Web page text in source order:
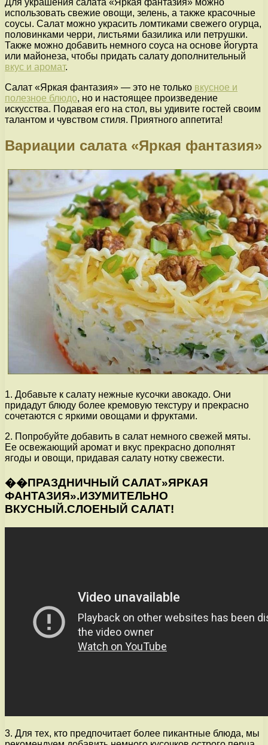
использовать свежие овощи, зелень, а также красочные
соусы. Салат можно украсить ломтиками свежего огурца,
половинками черри, листьями базилика или петрушки.
Также можно добавить немного соуса на основе йогурта
или майонеза, чтобы придать салату дополнительный
вкус и аромат.
Салат «Яркая фантазия» — это не только вкусное и
полезное блюдо, но и настоящее произведение
искусства. Подавая его на стол, вы удивите гостей своим
талантом и чувством стиля. Приятного аппетита!
Вариации салата «Яркая фантазия»
1. Добавьте к салату нежные кусочки авокадо. Они
придадут блюду более кремовую текстуру и прекрасно
сочетаются с яркими овощами и фруктами.
2. Попробуйте добавить в салат немного свежей мяты.
Ее освежающий аромат и вкус прекрасно дополнят
ягоды и овощи, придавая салату нотку свежести.
��ПРАЗДНИЧНЫЙ САЛАТ»ЯРКАЯ
ФАНТАЗИЯ».ИЗУМИТЕЛЬНО
ВКУСНЫЙ.СЛОЕНЫЙ САЛАТ!
3. Для тех, кто предпочитает более пикантные блюда, мы